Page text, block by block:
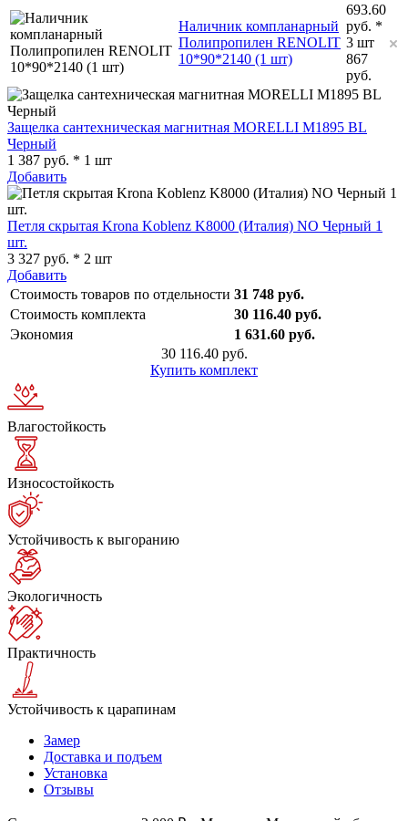
Наличник компланарный
Полипропилен RENOLIT
10*90*2140 (1 шт)
693.60
руб. *
3 шт
867
руб.
Защелка сантехническая магнитная MORELLI M1895 BL
Черный
1 387 руб. * 1 шт
Добавить
Петля скрытая Krona Koblenz K8000 (Италия) NO Черный 1
шт.
3 327 руб. * 2 шт
Добавить
Стоимость товаров по отдельности 31 748 руб.
Стоимость комплекта
30 116.40 руб.
Экономия
1 631.60 руб.
30 116.40 руб.
Купить комплект
Влагостойкость
Износостойкость
Устойчивость к выгоранию
Экологичность
Практичность
Устойчивость к царапинам
Замер
Доставка и подъем
Установка
Отзывы